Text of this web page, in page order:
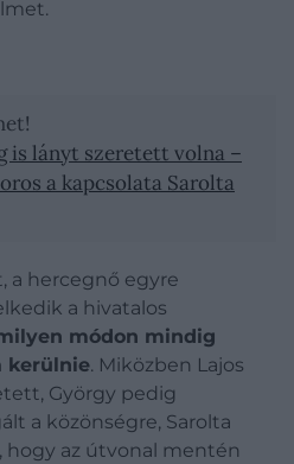
is lányt szeretett volna –
a kapcsolata Sarolta
a hercegnő egyre
a hivatalos
módon mindig
kerülnie. Miközben Lajos
György pedig
a közönségre, Sarolta
az útvonal mentén